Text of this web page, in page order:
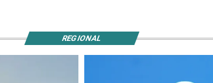
REGIONAL